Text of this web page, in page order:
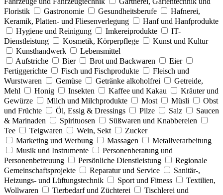
Floristik
Gastronomie Gesundheitsberufe
Hafnerei,
Keramik, Platten- und Fliesenverlegung
Hanf und Hanfprodukte
Hygiene und Reinigung
Imkereiprodukte
IT-
Dienstleistung
Kosmetik, Körperpflege
Kunst und Kultur
Kunsthandwerk
Lebensmittel
Aufstriche
Bier Brot und Backwaren
Eier
Fertiggerichte
Fisch und Fischprodukte
Fleisch und
Wurstwaren
Gemüse Getränke alkoholfrei
Getreide,
Mehl
Honig Insekten Kaffee und Kakau
Kräuter und
Gewürze
Milch und Milchprodukte Most Müsli
Obst
und Früchte
Öl, Essig & Dressings Pilze Salz
Saucen
& Marinaden
Spirituosen
Süßwaren und Knabbereien
Tee
Teigwaren Wein, Sekt
Zucker
Marketing und Werbung
Massagen
Metallverarbeitung
Musik und Instrumente
Personenberatung und
Personenbetreuung
Persönliche Dienstleistung
Regionale
Gemeinschaftsprojekte
Reparatur und Service
Sanitär-,
Heizungs- und Lüftungstechnik
Sport und Fitness
Textilien,
Wollwaren
Tierbedarf und Züchterei
Tischlerei und